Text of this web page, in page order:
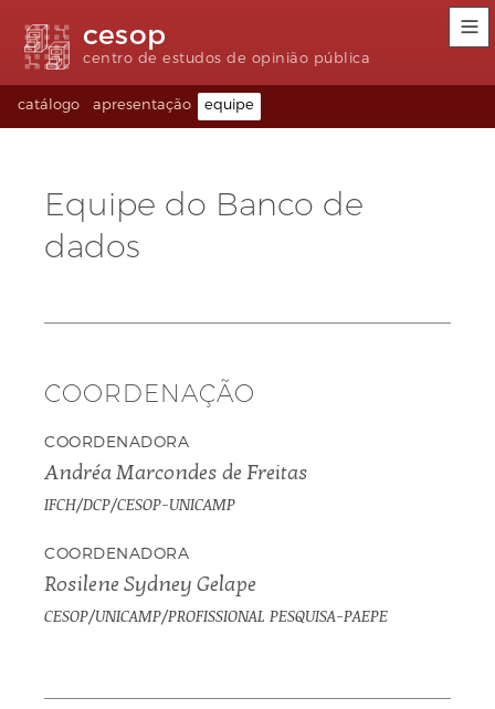
acessibilidade
para
conteúdo
para
rodapé
idioma
(Language
selection)
cesop
centro de estudos de opinião pública
catálogo apresentação equipe
Equipe do Banco de
dados
COORDENAÇÃO
COORDENADORA
Andréa Marcondes de Freitas
IFCH/DCP/CESOP-UNICAMP
COORDENADORA
Rosilene Sydney Gelape
CESOP/UNICAMP/PROFISSIONAL PESQUISA-PAEPE